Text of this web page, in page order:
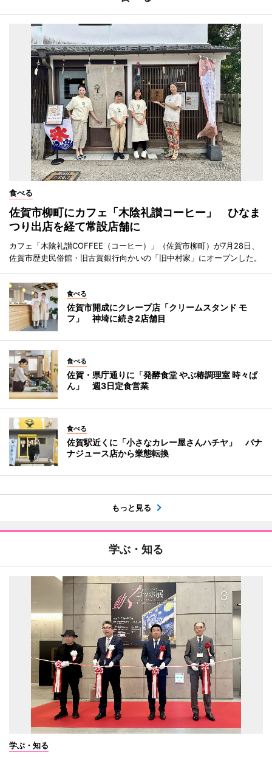
食べる
佐賀市柳町にカフェ「木陰礼讃コーヒー」 ひなま
つり出店を経て常設店舗に
カフェ「木陰礼讃COFFEE（コーヒー）」（佐賀市柳町）が7月28日、
佐賀市歴史民俗館・旧古賀銀行向かいの「旧中村家」にオープンした。
食べる
佐賀市開成にクレープ店「クリームスタンド モ
フ」 神埼に続き2店舗目
食べる
佐賀・県庁通りに「発酵食堂 やぶ椿調理室 時々ぱ
ん」 週3日定食営業
食べる
佐賀駅近くに「小さなカレー屋さんハチヤ」 バナ
ナジュース店から業態転換
もっと見る
学ぶ・知る
学ぶ・知る